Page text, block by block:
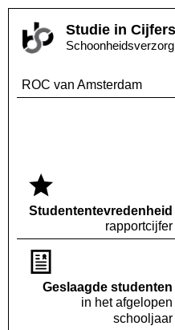
Studie in Cijfers
ROC van Amsterdam
Studenten­tevredenheid
rapportcijfer
Geslaagde studenten
in het afgelopen
schooljaar